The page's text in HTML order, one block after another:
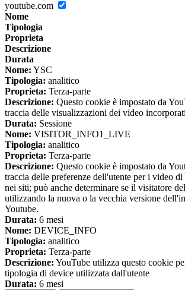
youtube.com
Nome
Tipologia
Proprieta
Descrizione
Durata
Nome: YSC
Tipologia: analitico
Proprieta: Terza-parte
Descrizione: Questo cookie è impostato da
traccia delle visualizzazioni dei video
Durata: Sessione
Nome: VISITOR_INFO1_LIVE
Tipologia: analitico
Proprieta: Terza-parte
Descrizione: Questo cookie è impostato da
traccia delle preferenze dell'utente per i video
nei siti; può anche determinare se il visitatore
utilizzando la nuova o la vecchia versione
Youtube.
Durata: 6 mesi
Nome: DEVICE_INFO
Tipologia: analitico
Proprieta: Terza-parte
Descrizione: YouTube utilizza questo cookie
tipologia di device utilizzata dall'utente
Durata: 6 mesi